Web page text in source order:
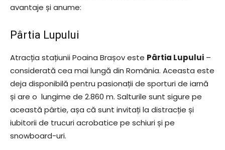
avantaje și anume:
Pârtia Lupului
Atracția stațiunii Poaina Brașov este Pârtia Lupului –
considerată cea mai lungă din România. Aceasta este
deja disponibilă pentru pasionații de sporturi de iarnă
și are o lungime de 2.860 m. Salturile sunt sigure pe
această pârtie, așa că sunt invitați la distracție și
iubitorii de trucuri acrobatice pe schiuri și pe
snowboard-uri.